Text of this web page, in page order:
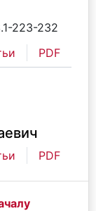
223-232
PDF
PDF